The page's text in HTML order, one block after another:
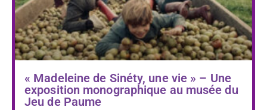
« Madeleine de Sinéty, une vie » – Une
exposition monographique au musée du
Jeu de Paume